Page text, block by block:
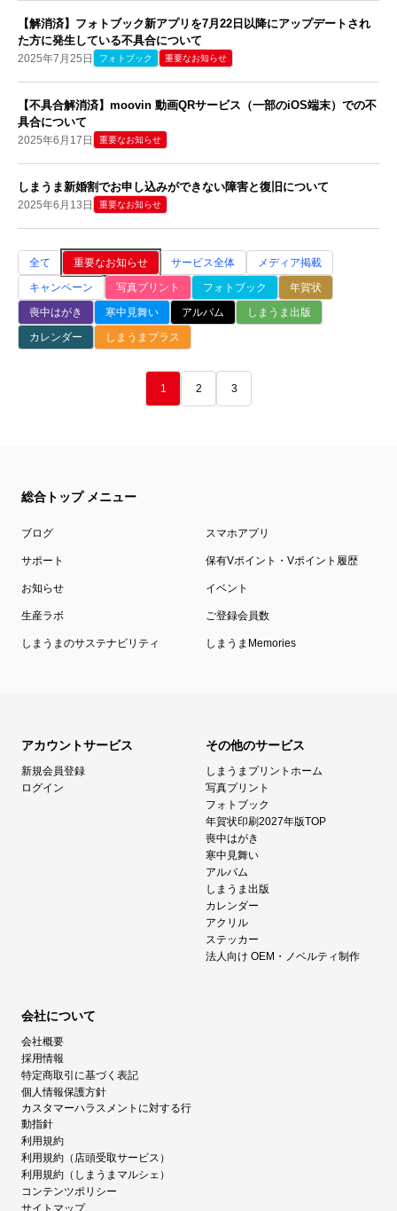
【解消済】フォトブック新アプリを7月22日以降にアップデートされ
た方に発生している不具合について
2025年7月25日 フォトブック 重要なお知らせ
【不具合解消済】moovin 動画QRサービス（一部のiOS端末）での不
具合について
2025年6月17日 重要なお知らせ
しまうま新婚割でお申し込みができない障害と復旧について
2025年6月13日 重要なお知らせ
全て 重要なお知らせ サービス全体
メディア掲載
キャンペーン
写真プリント フォトブック
年賀状
喪中はがき
寒中見舞い アルバム
しまうま出版
カレンダー
しまうまプラス
1 2 3
総合トップ メニュー
ブログ スマホアプリ
サポート 保有Vポイント・Vポイント履歴
お知らせ イベント
生産ラボ ご登録会員数
しまうまのサステナビリティ しまうまMemories
アカウントサービス
新規会員登録
ログイン
その他のサービス
しまうまプリントホーム
写真プリント
フォトブック
年賀状印刷2027年版TOP
喪中はがき
寒中見舞い
アルバム
しまうま出版
カレンダー
アクリル
ステッカー
法人向け OEM・ノベルティ制作
会社について
会社概要
採用情報
特定商取引に基づく表記
個人情報保護方針
カスタマーハラスメントに対する行
動指針
利用規約
利用規約（店頭受取サービス）
利用規約（しまうまマルシェ）
コンテンツポリシー
サイトマップ